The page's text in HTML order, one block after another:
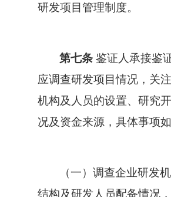
研发项目管理制度。
第七条 鉴证人承接鉴
应调查研发项目情况，关
机构及人员的设置、研究
况及资金来源，具体事项如
（一）调查企业研发
结构及研发人员配备情况